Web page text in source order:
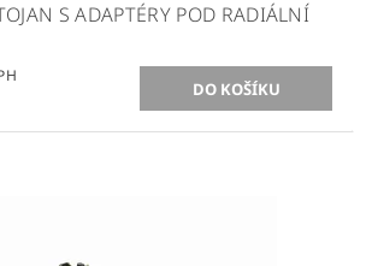
S ADAPTÉRY POD RADIÁLNÍ